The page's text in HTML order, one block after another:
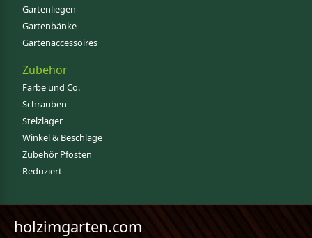
Gartenliegen
Gartenbänke
Gartenaccessoires
Zubehör
Farbe und Co.
Schrauben
Stelzlager
Winkel & Beschläge
Zubehör Pfosten
Reduziert
holzimgarten.com